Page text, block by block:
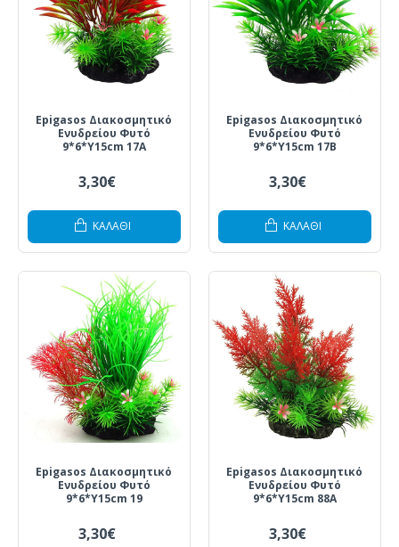
Epigasos Διακοσμητικό
Ενυδρείου Φυτό
9*6*Y15cm 17A
3,30€
ΚΑΛΆΘΙ
Epigasos Διακοσμητικό
Ενυδρείου Φυτό
9*6*Y15cm 17B
3,30€
ΚΑΛΆΘΙ
Epigasos Διακοσμητικό
Ενυδρείου Φυτό
9*6*Y15cm 19
3,30€
Epigasos Διακοσμητικό
Ενυδρείου Φυτό
9*6*Y15cm 88A
3,30€